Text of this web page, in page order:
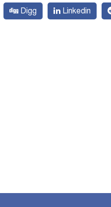
Digg Linkedin